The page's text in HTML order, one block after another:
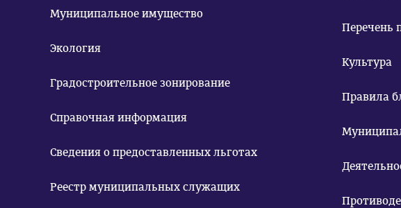
Муниципальное имущество
Экология
Градостроительное зонирование
Справочная информация
Сведения о предоставленных льготах
Реестр муниципальных служащих
Перечень
Культура
Правила